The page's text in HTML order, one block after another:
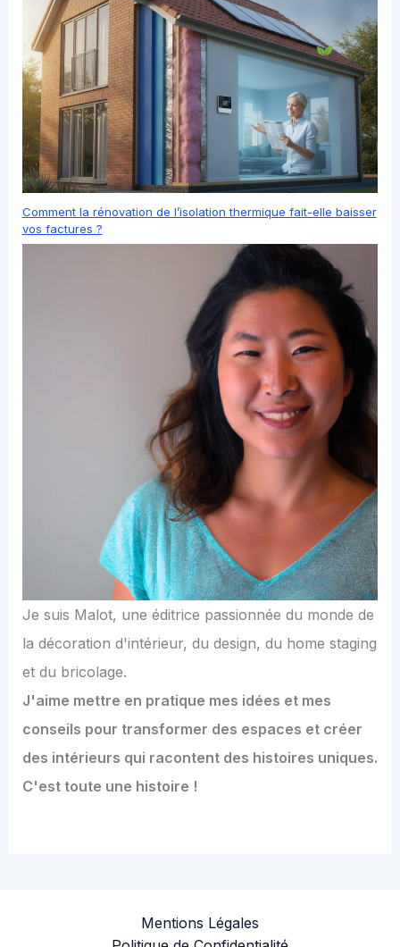
Comment la rénovation de l’isolation thermique fait-elle baisser
vos factures ?
Je suis Malot, une éditrice passionnée du monde de
la décoration d'intérieur, du design, du home staging
et du bricolage.
J'aime mettre en pratique mes idées et mes
conseils pour transformer des espaces et créer
des intérieurs qui racontent des histoires uniques.
C'est toute une histoire !
Mentions Légales